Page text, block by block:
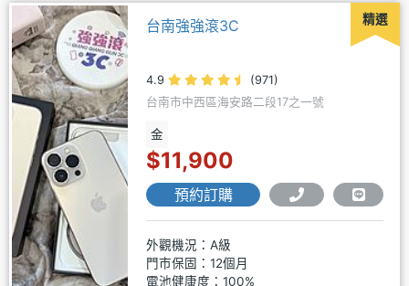
精選
台南強強滾3C
4.9
(971)
台南市中西區海安路二段17之一號
金
$11,900
預約訂購
外觀機況：A級
門市保固：12個月
電池健康度：100%